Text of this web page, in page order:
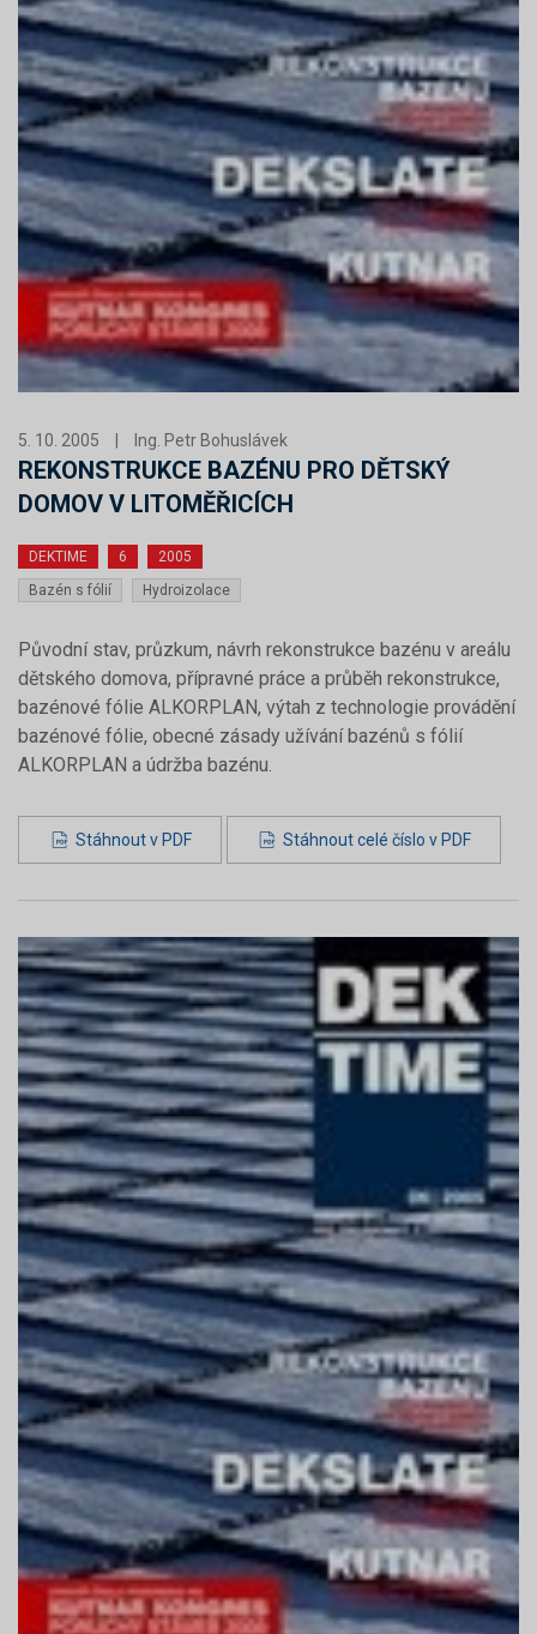
5. 10. 2005 Ing. Petr Bohuslávek
REKONSTRUKCE BAZÉNU PRO DĚTSKÝ
DOMOV V LITOMĚŘICÍCH
DEKTIME 6
2005
Bazén s fólií
Hydroizolace
Původní stav, průzkum, návrh rekonstrukce bazénu v areálu
dětského domova, přípravné práce a průběh rekonstrukce,
bazénové fólie ALKORPLAN, výtah z technologie provádění
bazénové fólie, obecné zásady užívání bazénů s fólií
ALKORPLAN a údržba bazénu.
Stáhnout v PDF Stáhnout celé číslo v PDF